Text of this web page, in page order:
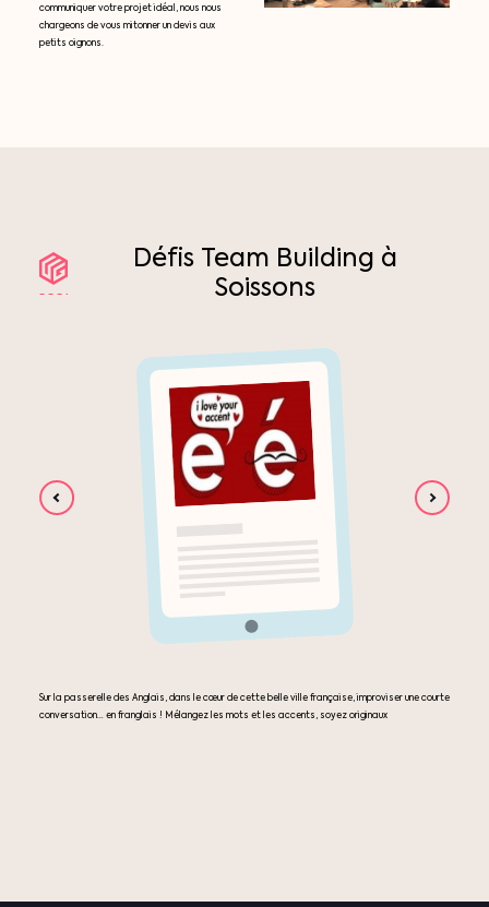
communiquer votre projet idéal, nous nous
chargeons de vous mitonner un devis aux
petits oignons.
Défis Team Building à
Soissons
Sur la passerelle des Anglais, dans le cœur de cette belle ville française, improviser une courte
conversation… en franglais ! Mélangez les mots et les accents, soyez originaux